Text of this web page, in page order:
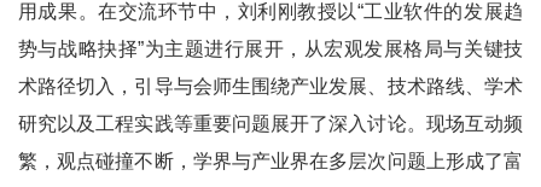
用成果。在交流环节中，刘利刚教授以“工业软件的发展趋
势与战略抉择”为主题进行展开，从宏观发展格局与关键技
术路径切入，引导与会师生围绕产业发展、技术路线、学术
研究以及工程实践等重要问题展开了深入讨论。现场互动频
繁，观点碰撞不断，学界与产业界在多层次问题上形成了富